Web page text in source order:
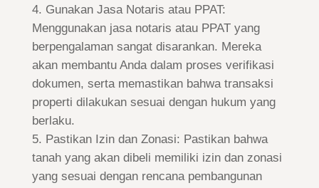
Gunakan Jasa Notaris atau PPAT:
Menggunakan jasa notaris atau PPAT yang
berpengalaman sangat disarankan. Mereka
akan membantu Anda dalam proses verifikasi
dokumen, serta memastikan bahwa transaksi
properti dilakukan sesuai dengan hukum yang
berlaku.
Pastikan Izin dan Zonasi: Pastikan bahwa
tanah yang akan dibeli memiliki izin dan zonasi
yang sesuai dengan rencana pembangunan